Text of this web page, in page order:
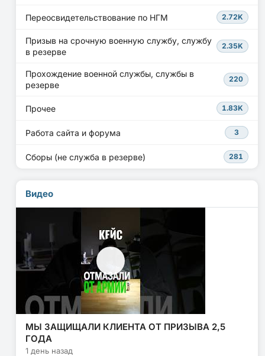
Переосвидетельствование по НГМ 2.72K
Призыв на срочную военную службу, службу
в резерве
2.35K
Прохождение военной службы, службы в
резерве
220
Прочее 1.83K
Работа сайта и форума 3
Сборы (не служба в резерве) 281
Видео
МЫ ЗАЩИЩАЛИ КЛИЕНТА ОТ ПРИЗЫВА 2,5
ГОДА
1 день назад